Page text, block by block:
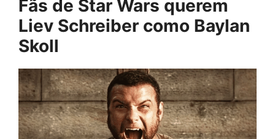
Fãs de Star Wars querem
Liev Schreiber como Baylan
Skoll